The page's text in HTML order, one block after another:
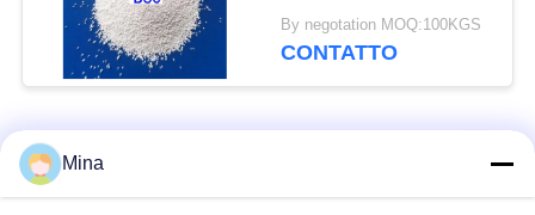
della perla ceramica
ZrO2 per le parti di
By negotation MOQ:100KGS
CONTATTO
Categorie popolari
Mina